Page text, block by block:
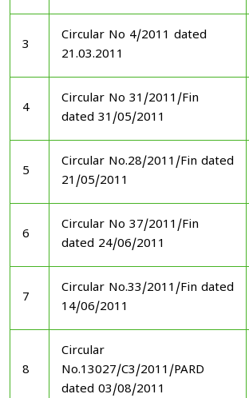
3
Circular No 4/2011 dated
21.03.2011
4
Circular No 31/2011/Fin
dated 31/05/2011
5
Circular No.28/2011/Fin dated
21/05/2011
6
Circular No 37/2011/Fin
dated 24/06/2011
7
Circular No.33/2011/Fin dated
14/06/2011
8
Circular
No.13027/C3/2011/PARD
dated 03/08/2011